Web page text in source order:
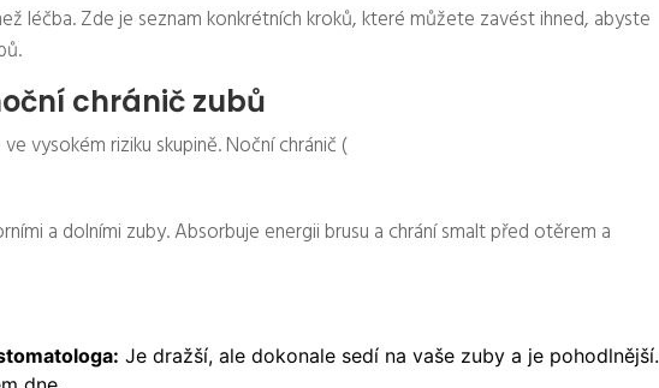
léčba. Zde je seznam konkrétních kroků, které můžete zavést ihned, abyste
chránič zubů
vysokém riziku skupině. Noční chránič (
a dolními zuby. Absorbuje energii brusu a chrání smalt před otěrem a
Je dražší, ale dokonale sedí na vaše zuby a je pohodlnější.